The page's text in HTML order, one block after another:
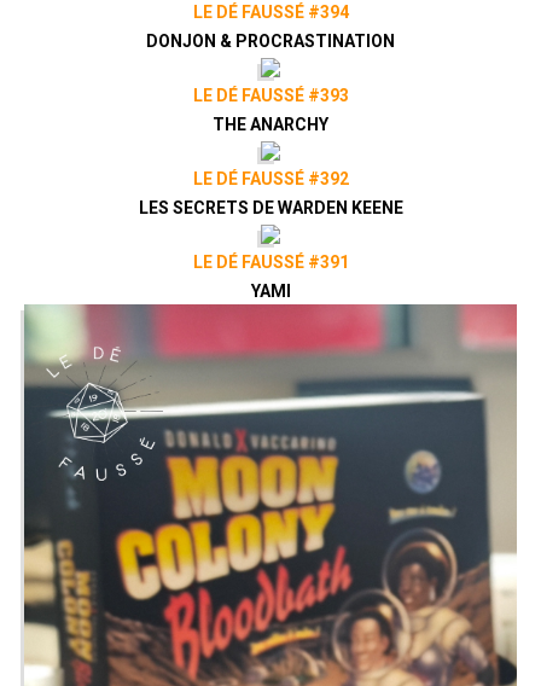
LE DÉ FAUSSÉ #394
DONJON & PROCRASTINATION
LE DÉ FAUSSÉ #393
THE ANARCHY
LE DÉ FAUSSÉ #392
LES SECRETS DE WARDEN KEENE
LE DÉ FAUSSÉ #391
YAMI